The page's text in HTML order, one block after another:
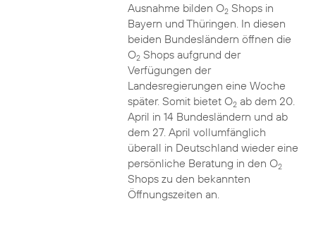
Ausnahme bilden O2Shops in
Bayern und Thüringen. In diesen
beiden Bundesländern öffnen die
O2Shops aufgrund der
Verfügungen der
Landesregierungen eine Woche
später. Somit bietet O2ab dem 20.
April in 14 Bundesländern und ab
dem 27. April vollumfänglich
überall in Deutschland wieder eine
persönliche Beratung in den O2
Shops zu den bekannten
Öffnungszeiten an.